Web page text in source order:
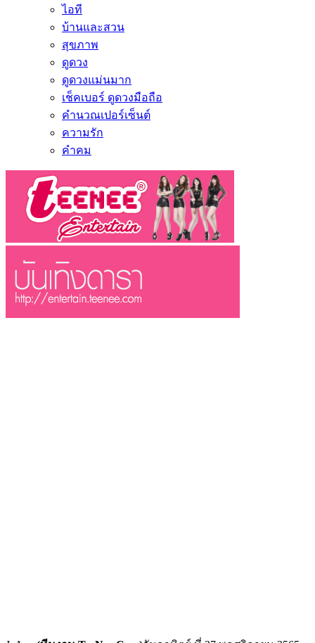
ไอที
บ้านและสวน
สุขภาพ
ดูดวง
ดูดวงแม่นมาก
เช็คเบอร์ ดูดวงมือถือ
คำนวณเปอร์เซ็นต์
ความรัก
คำคม